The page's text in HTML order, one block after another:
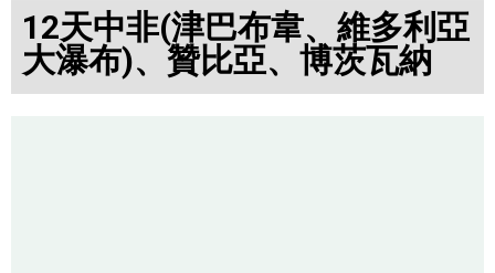
12天中非(津巴布韋、維多利亞
大瀑布)、贊比亞、博茨瓦納